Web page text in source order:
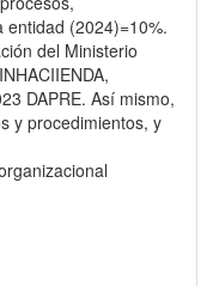
(2024)=10%.
del Ministerio
DAPRE. Así mismo,
y procedimientos, y